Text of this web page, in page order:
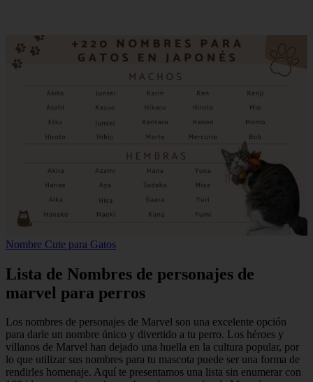
Nombre Cute para Gatos
Lista de Nombres de personajes de
marvel para perros
Los nombres de personajes de Marvel son una excelente opción
para darle un nombre único y divertido a tu perro. Los héroes y
villanos de Marvel han dejado una huella en la cultura popular, por
lo que utilizar sus nombres para tu mascota puede ser una forma de
rendirles homenaje. Aquí te presentamos una lista sin enumerar con